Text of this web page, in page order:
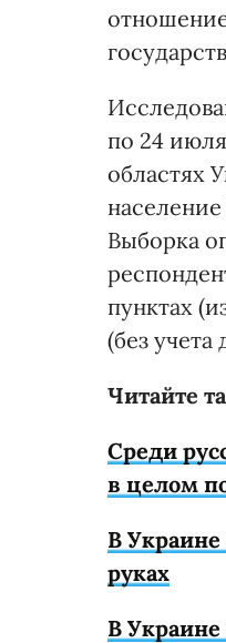
по 24
областях
Выборка
пунктах
(без
Читайте
Среди
в целом
В Украине
руках
В Украине